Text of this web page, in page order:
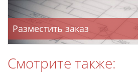
Разместить заказ
Смотрите также: